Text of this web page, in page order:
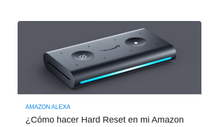
AMAZON ALEXA
¿Cómo hacer Hard Reset en mi Amazon